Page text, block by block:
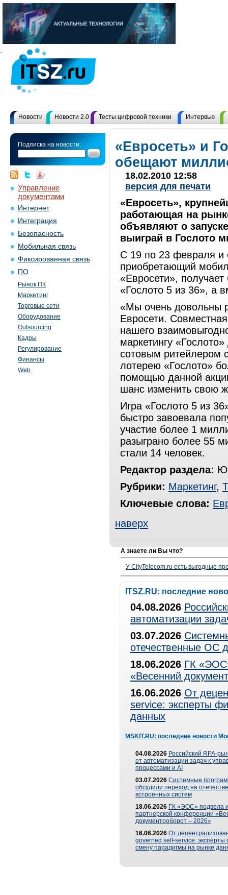
Новости Новости 2.0 Тесты цифровой техники Интервью
Подписка на новости:
Управление
документами
Интернет
Интеграция
Безопасность
Мобильная связь
Фиксированная связь
ПО
Рынок ПК
Маркетинг
Торговые сети
Оборудование
Outsourcing
Кадры
Регулирование
Финансы
Web
«Евросеть» и
обещают
18.02.2010 12:58
версия для печати
«Евросеть»,
работающая на
объявляют о
выиграй в Гослото
С 19 по 23 февраля и
приобретающий
«Евросети»,
«Гослото 5 из 36», а
«Мы очень довольны
Евросети.
нашего
маркетингу
сотовым ритейлером
лотерею «Гослото»
помощью данной
шанс изменить свою
Игра «Гослото 5 из
быстро завоевала
участие более 1
разыграно более 55
стали 14 человек.
Редактор раздела:
Рубрики: Маркетинг,
Ключевые слова:
наверх
А знаете ли Вы что?
У CityTelecom.ru есть выгодные
ITSZ.RU: последние
04.08.2026
автоматизации
03.07.2026
отечественные ОС
18.06.2026 ГК
«Весенний
16.06.2026 От
service: эксперты
данных
MSKIT.RU: последние новости
04.08.2026 Российский RPA-
от автоматизации задач к
процессами и AI
03.07.2026 Системные
обсудили переход на
встроенных систем
18.06.2026 ГК «ЭОС» подвела
партнерской конференции
документооборот – 2026»
16.06.2026 От
governed self-service: эксперты
смену парадигмы на рынке